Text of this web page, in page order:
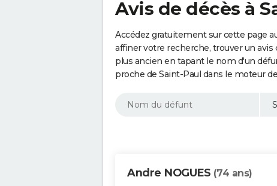
Avis de décès à
Accédez gratuitement sur cette page
affiner votre recherche, trouver un avis
plus ancien en tapant le nom d'un
proche de Saint-Paul dans le moteur
Andre NOGUES (74 ans)